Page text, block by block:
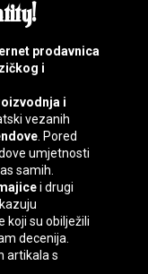
!
prodavnica
i
i
vezanih
. Pored
umjetnosti
samih.
i drugi
koji su obilježili
decenija.
artikala s